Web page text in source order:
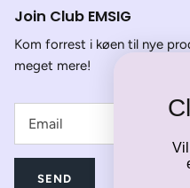
Join Club EMSIG
Kom forrest i køen til nye
meget mere!
SEND